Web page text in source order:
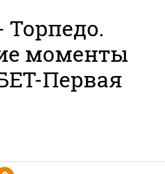
моменты
Первая